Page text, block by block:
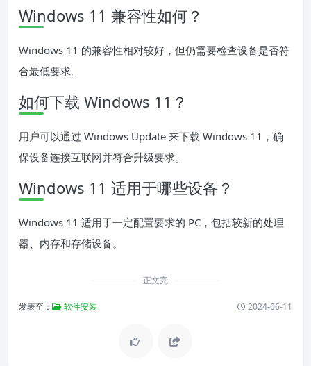
Windows 11 兼容性如何？
Windows 11 的兼容性相对较好，但仍需要检查设备是否符
合最低要求。
如何下载 Windows 11？
用户可以通过 Windows Update 来下载 Windows 11，确
保设备连接互联网并符合升级要求。
Windows 11 适用于哪些设备？
Windows 11 适用于一定配置要求的 PC，包括较新的处理
器、内存和存储设备。
正文完
发表至： 软件安装 2024-06-11